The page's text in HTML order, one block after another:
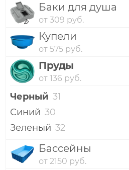
Баки для душа
от 309 руб.
Купели
от 575 руб.
Пруды
от 136 руб.
Черный 31
Синий 30
Зеленый 32
Бассейны
от 2150 руб.